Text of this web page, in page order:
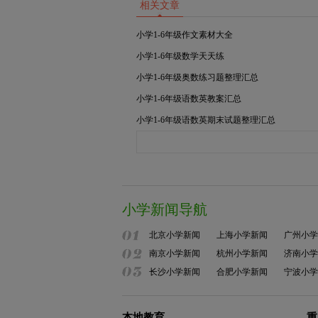
相关文章
小学1-6年级作文素材大全
小学1-6年级数学天天练
小学1-6年级奥数练习题整理汇总
小学1-6年级语数英教案汇总
小学1-6年级语数英期末试题整理汇总
小学新闻导航
北京小学新闻 上海小学新闻
广州小
南京小学新闻
杭州小学新闻
济南小
长沙小学新闻
合肥小学新闻 宁波小